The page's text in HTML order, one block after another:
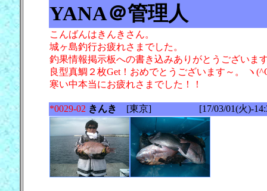
YANA＠管理人
こんばんはきんきさん。
城ヶ島釣行お疲れさまでした。
釣果情報掲示板への書き込みありがとうございま
良型真鯛２枚Get！おめでとうございます～。 ヽ
寒い中本当にお疲れさまでした！！
*0029-02 きんき [東京] [17/03/01(火)-